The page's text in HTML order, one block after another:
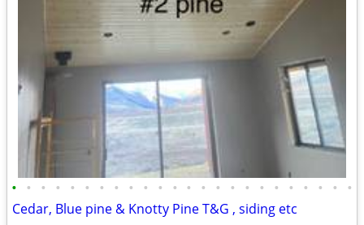
• • • • • • • • • • • • • • • • • • • • • • • •
Cedar, Blue pine & Knotty Pine T&G , siding etc